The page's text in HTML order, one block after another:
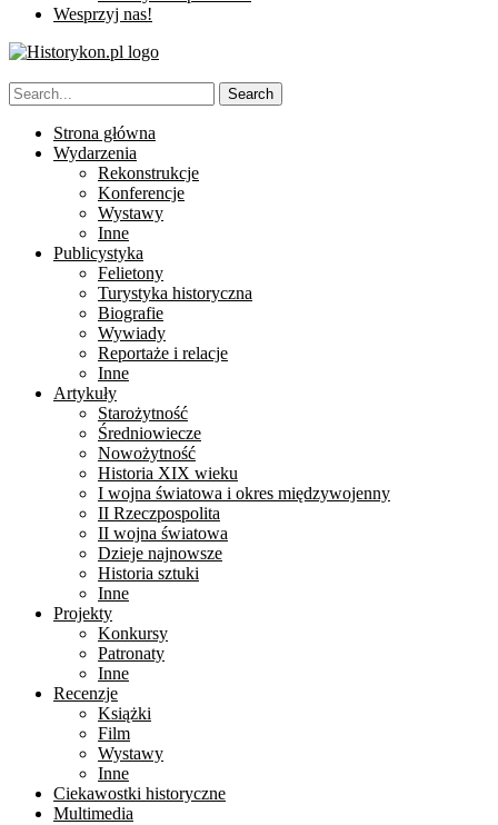
Wesprzyj nas!
Strona główna
Wydarzenia
Rekonstrukcje
Konferencje
Wystawy
Inne
Publicystyka
Felietony
Turystyka historyczna
Biografie
Wywiady
Reportaże i relacje
Inne
Artykuły
Starożytność
Średniowiecze
Nowożytność
Historia XIX wieku
I wojna światowa i okres międzywojenny
II Rzeczpospolita
II wojna światowa
Dzieje najnowsze
Historia sztuki
Inne
Projekty
Konkursy
Patronaty
Inne
Recenzje
Książki
Film
Wystawy
Inne
Ciekawostki historyczne
Multimedia